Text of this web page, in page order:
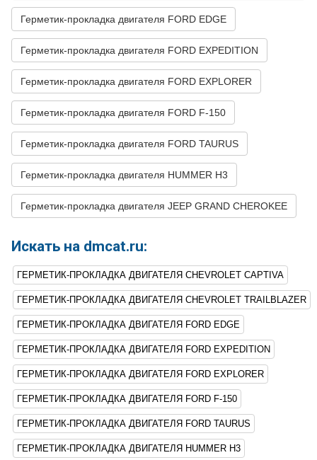
53 2004 L6 4.2L
54 CHEVROLET TRAILBLAZER 2004 V8 5.3L
55 CHEVROLET TRAILBLAZER 2003 L6 4.2L
56 CHEVROLET TRAILBLAZER 2003 V8 5.3L
57 CHEVROLET TRAILBLAZER 2002 L6 4.2L
58 FORD EDGE 2018 V6 3.5L
EDGE V6 3.5L
61 FORD EDGE 2015 V6 3.5L
64 FORD EDGE 2013 V6 3.5L
65 FORD EDGE 2013 V6 3.7L
66 FORD EDGE 2012 V6 3.5L
67 FORD EDGE 2012 V6 3.7L
68 FORD EDGE 2011 V6 3.5L
69 FORD EDGE 2011 V6 3.7L
70 FORD EDGE 2010 V6 3.5L
71 FORD EDGE 2009 V6 3.5L
Герметик-прокладка двигателя FORD EDGE
Герметик-прокладка двигателя FORD EXPEDITION
Герметик-прокладка двигателя FORD EXPLORER
Герметик-прокладка двигателя FORD F-150
Герметик-прокладка двигателя FORD TAURUS
Герметик-прокладка двигателя HUMMER H3
Герметик-прокладка двигателя JEEP GRAND CHEROKEE
Искать на dmcat.ru:
ГЕРМЕТИК-ПРОКЛАДКА ДВИГАТЕЛЯ CHEVROLET CAPTIVA
ГЕРМЕТИК-ПРОКЛАДКА ДВИГАТЕЛЯ CHEVROLET TRAILBLAZER
ГЕРМЕТИК-ПРОКЛАДКА ДВИГАТЕЛЯ FORD EDGE
ГЕРМЕТИК-ПРОКЛАДКА ДВИГАТЕЛЯ FORD EXPEDITION
ГЕРМЕТИК-ПРОКЛАДКА ДВИГАТЕЛЯ FORD EXPLORER
ГЕРМЕТИК-ПРОКЛАДКА ДВИГАТЕЛЯ FORD F-150
ГЕРМЕТИК-ПРОКЛАДКА ДВИГАТЕЛЯ FORD TAURUS
ГЕРМЕТИК-ПРОКЛАДКА ДВИГАТЕЛЯ HUMMER H3